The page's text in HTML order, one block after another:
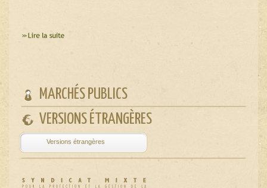
MARCHÉS PUBLICS
VERSIONS ÉTRANGÈRES
Powered by